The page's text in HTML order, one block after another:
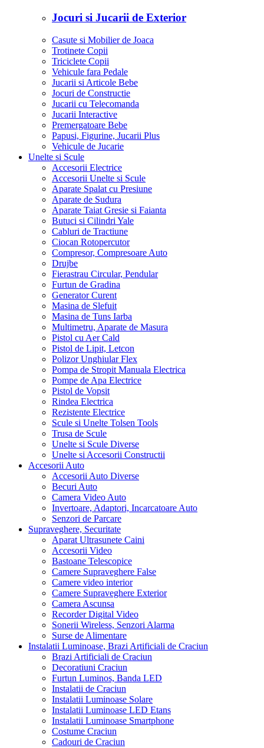
Jocuri si Jucarii de Exterior
Casute si Mobilier de Joaca
Trotinete Copii
Triciclete Copii
Vehicule fara Pedale
Jucarii si Articole Bebe
Jocuri de Constructie
Jucarii cu Telecomanda
Jucarii Interactive
Premergatoare Bebe
Papusi, Figurine, Jucarii Plus
Vehicule de Jucarie
Unelte si Scule
Accesorii Electrice
Accesorii Unelte si Scule
Aparate Spalat cu Presiune
Aparate de Sudura
Aparate Taiat Gresie si Faianta
Butuci si Cilindri Yale
Cabluri de Tractiune
Ciocan Rotopercutor
Compresor, Compresoare Auto
Drujbe
Fierastrau Circular, Pendular
Furtun de Gradina
Generator Curent
Masina de Slefuit
Masina de Tuns Iarba
Multimetru, Aparate de Masura
Pistol cu Aer Cald
Pistol de Lipit, Letcon
Polizor Unghiular Flex
Pompa de Stropit Manuala Electrica
Pompe de Apa Electrice
Pistol de Vopsit
Rindea Electrica
Rezistente Electrice
Scule si Unelte Tolsen Tools
Trusa de Scule
Unelte si Scule Diverse
Unelte si Accesorii Constructii
Accesorii Auto
Accesorii Auto Diverse
Becuri Auto
Camera Video Auto
Invertoare, Adaptori, Incarcatoare Auto
Senzori de Parcare
Supraveghere, Securitate
Aparat Ultrasunete Caini
Accesorii Video
Bastoane Telescopice
Camere Supraveghere False
Camere video interior
Camere Supraveghere Exterior
Camera Ascunsa
Recorder Digital Video
Sonerii Wireless, Senzori Alarma
Surse de Alimentare
Instalatii Luminoase, Brazi Artificiali de Craciun
Brazi Artificiali de Craciun
Decoratiuni Craciun
Furtun Luminos, Banda LED
Instalatii de Craciun
Instalatii Luminoase Solare
Instalatii Luminoase LED Etans
Instalatii Luminoase Smartphone
Costume Craciun
Cadouri de Craciun